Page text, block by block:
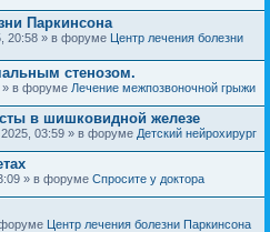
Паркинсона
20:58 » в форуме Центр лечения болезни
стенозом.
» в форуме Лечение межпозвоночной грыжи
в шишковидной железе
03:59 » в форуме Детский нейрохирург
» в форуме Спросите у доктора
Центр лечения болезни Паркинсона